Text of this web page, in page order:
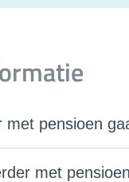
met pensioen
met